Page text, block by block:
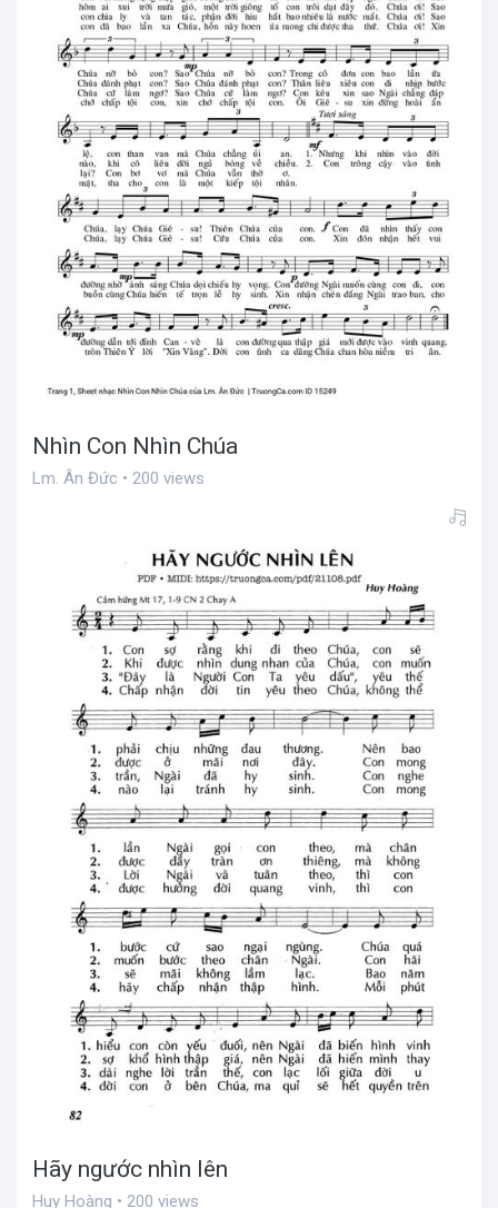
Nhìn Con Nhìn Chúa
Lm. Ân Đức • 200 views
Hãy ngước nhìn lên
Huy Hoàng • 200 views